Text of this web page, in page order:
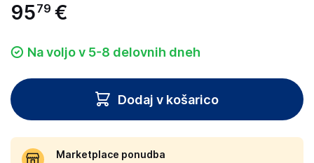
9579 €
Na voljo v 5-8 delovnih dneh
Dodaj v košarico
Marketplace ponudba